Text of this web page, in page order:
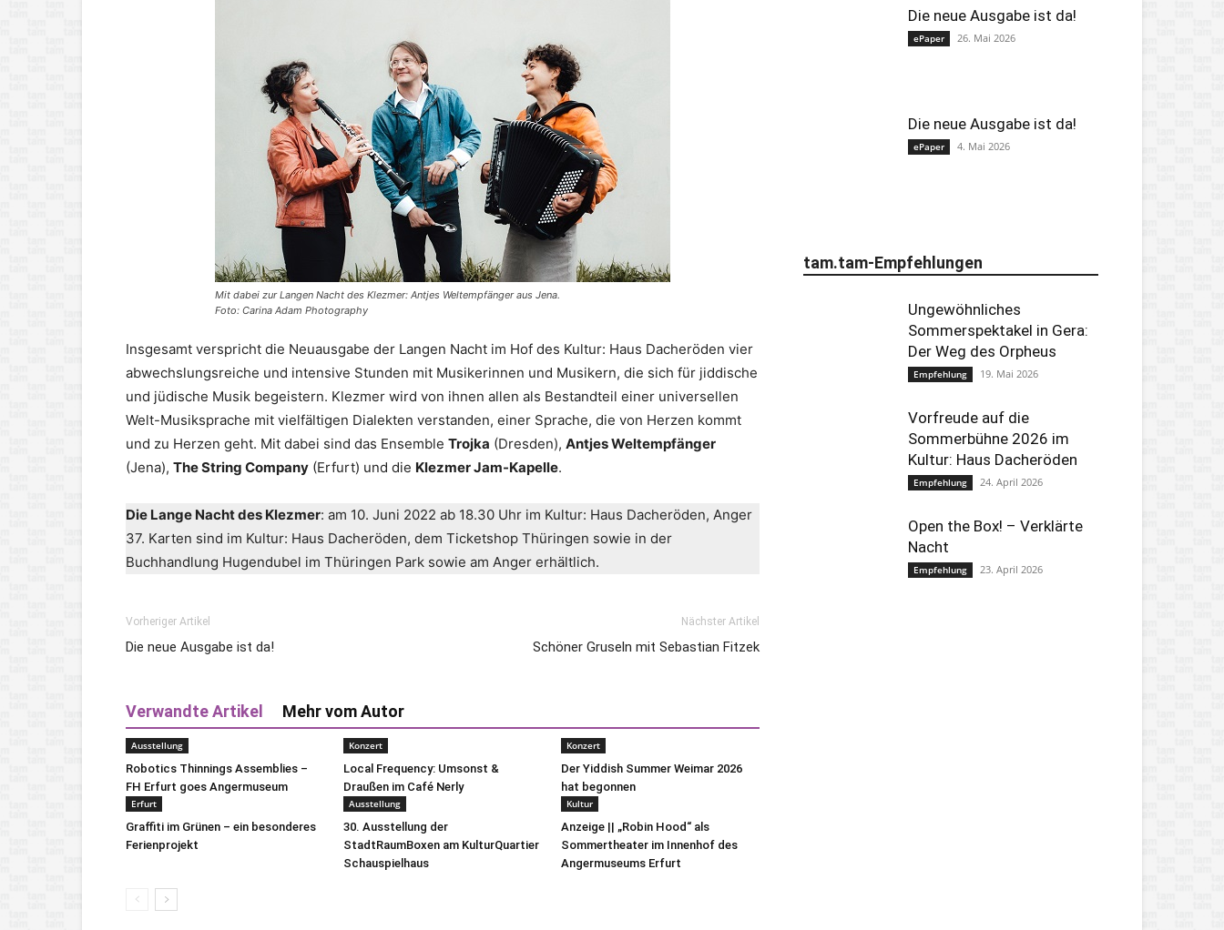
Mit dabei zur Langen Nacht des Klezmer: Antjes Weltempfänger aus Jena.
Foto: Carina Adam Photography
Insgesamt verspricht die Neuausgabe der Langen Nacht im Hof des Kultur: Haus Dacheröden vier
abwechslungsreiche und intensive Stunden mit Musikerinnen und Musikern, die sich für jiddische
und jüdische Musik begeistern. Klezmer wird von ihnen allen als Bestandteil einer universellen
Welt-Musiksprache mit vielfältigen Dialekten verstanden, einer Sprache, die von Herzen kommt
und zu Herzen geht. Mit dabei sind das Ensemble Trojka (Dresden), Antjes Weltempfänger
(Jena), The String Company (Erfurt) und die Klezmer Jam-Kapelle.
Die Lange Nacht des Klezmer: am 10. Juni 2022 ab 18.30 Uhr im Kultur: Haus Dacheröden, Anger
37. Karten sind im Kultur: Haus Dacheröden, dem Ticketshop Thüringen sowie in der
Buchhandlung Hugendubel im Thüringen Park sowie am Anger erhältlich.
Vorheriger Artikel
Die neue Ausgabe ist da!
Nächster Artikel
Schöner Gruseln mit Sebastian Fitzek
Verwandte Artikel Mehr vom Autor
Ausstellung
Robotics Thinnings Assemblies –
FH Erfurt goes Angermuseum
Konzert
Local Frequency: Umsonst &
Draußen im Café Nerly
Konzert
Der Yiddish Summer Weimar 2026
hat begonnen
Erfurt
Graffiti im Grünen – ein besonderes
Ferienprojekt
Ausstellung
30. Ausstellung der
StadtRaumBoxen am KulturQuartier
Schauspielhaus
Kultur
Anzeige || „Robin Hood“ als
Sommertheater im Innenhof des
Angermuseums Erfurt
Die neue Ausgabe ist da!
ePaper 26. Mai 2026
Die neue Ausgabe ist da!
ePaper 4. Mai 2026
tam.tam-Empfehlungen
Ungewöhnliches
Sommerspektakel in Gera:
Der Weg des Orpheus
Empfehlung 19. Mai 2026
Vorfreude auf die
Sommerbühne 2026 im
Kultur: Haus Dacheröden
Empfehlung 24. April 2026
Open the Box! – Verklärte
Nacht
Empfehlung 23. April 2026